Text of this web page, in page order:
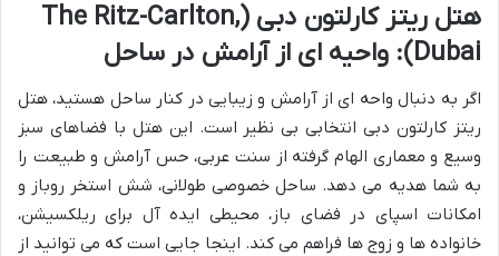
هتل ریتز کارلتون دبی (The Ritz-Carlton,
Dubai): واحیه ای از آرامش در ساحل
اگر به دنبال واحه ای از آرامش و زیبایی در کنار ساحل هستید، هتل
ریتز کارلتون دبی انتخابی بی نظیر است. این هتل با فضاهای سبز
وسیع و معماری الهام گرفته از سنت عربی، حس آرامش و طبیعت را
به شما هدیه می دهد. ساحل خصوصی طولانی، شش استخر روباز و
امکانات اسپای در فضای باز، محیطی ایده آل برای ریلکسیشن،
خانواده ها و زوج ها فراهم می کند. اینجا جایی است که می توانید از